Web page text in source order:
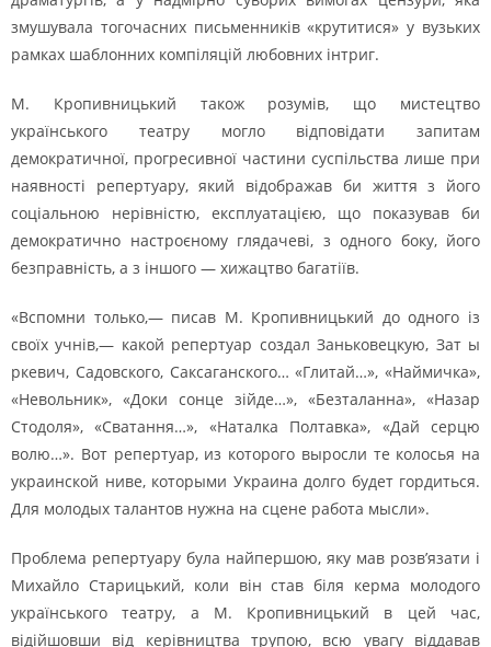
змушувала тогочасних письменників «крутитися» у вузьких
рамках шаблонних компіляцій любовних інтриг.
М. Кропивницький також розумів, що мистецтво
українського театру могло відповідати запитам
демократичної, прогресивної частини суспільства лише при
наявності репертуару, який відображав би життя з його
соціальною нерівністю, експлуатацією, що показував би
демократично настроєному глядачеві, з одного боку, його
безправність, а з іншого — хижацтво багатіїв.
«Вспомни только,— писав М. Кропивницький до одного із
своїх учнів,— какой репертуар создал Заньковецкую, Зат ы
ркевич, Садовского, Саксаганского… «Глитай…», «Наймичка»,
«Невольник», «Доки сонце зійде…», «Безталанна», «Назар
Стодоля», «Сватання…», «Наталка Полтавка», «Дай серцю
волю…». Вот репертуар, из которого выросли те колосья на
украинской ниве, которыми Украина долго будет гордиться.
Для молодых талантов нужна на сцене работа мысли».
Проблема репертуару була найпершою, яку мав розв’язати і
Михайло Старицький, коли він став біля керма молодого
українського театру, а М. Кропивницький в цей час,
відійшовши від керівництва трупою, всю увагу віддавав